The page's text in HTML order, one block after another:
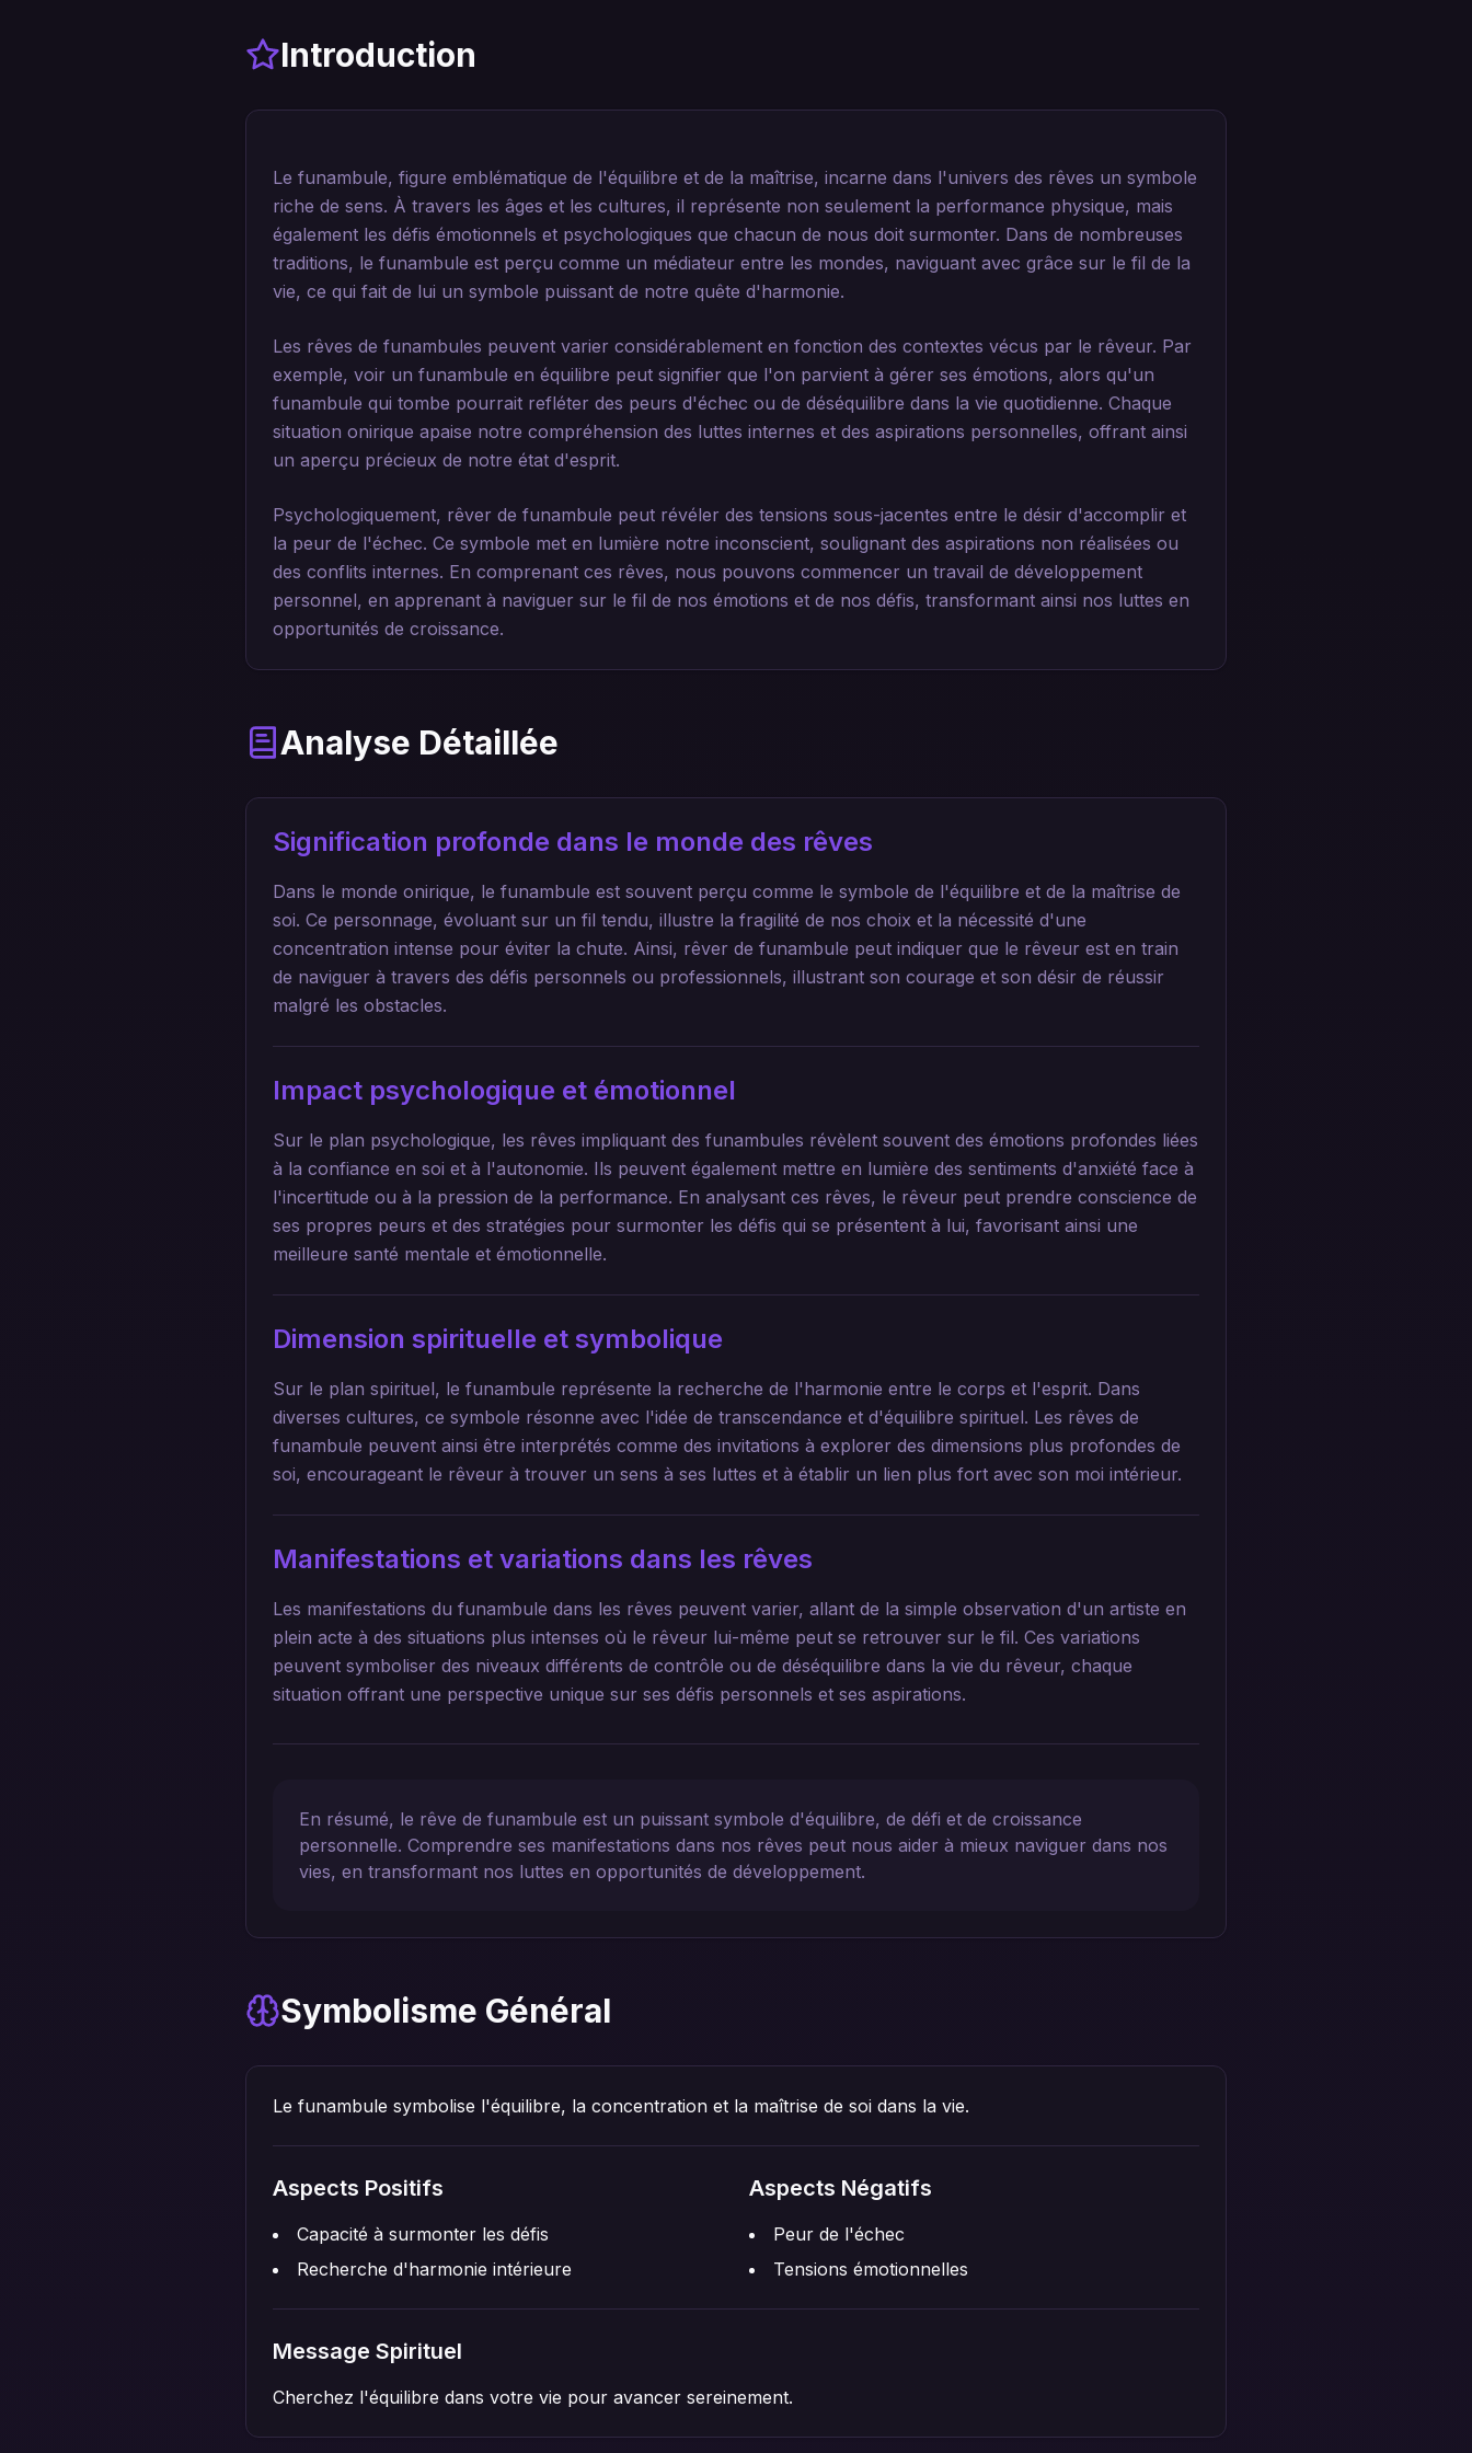
Introduction
Le funambule, figure emblématique de l'équilibre et de la maîtrise, incarne dans l'univers des rêves un symbole
riche de sens. À travers les âges et les cultures, il représente non seulement la performance physique, mais
également les défis émotionnels et psychologiques que chacun de nous doit surmonter. Dans de nombreuses
traditions, le funambule est perçu comme un médiateur entre les mondes, naviguant avec grâce sur le fil de la
vie, ce qui fait de lui un symbole puissant de notre quête d'harmonie.
Les rêves de funambules peuvent varier considérablement en fonction des contextes vécus par le rêveur. Par
exemple, voir un funambule en équilibre peut signifier que l'on parvient à gérer ses émotions, alors qu'un
funambule qui tombe pourrait refléter des peurs d'échec ou de déséquilibre dans la vie quotidienne. Chaque
situation onirique apaise notre compréhension des luttes internes et des aspirations personnelles, offrant ainsi
un aperçu précieux de notre état d'esprit.
Psychologiquement, rêver de funambule peut révéler des tensions sous-jacentes entre le désir d'accomplir et
la peur de l'échec. Ce symbole met en lumière notre inconscient, soulignant des aspirations non réalisées ou
des conflits internes. En comprenant ces rêves, nous pouvons commencer un travail de développement
personnel, en apprenant à naviguer sur le fil de nos émotions et de nos défis, transformant ainsi nos luttes en
opportunités de croissance.
Analyse Détaillée
Signification profonde dans le monde des rêves
Dans le monde onirique, le funambule est souvent perçu comme le symbole de l'équilibre et de la maîtrise de
soi. Ce personnage, évoluant sur un fil tendu, illustre la fragilité de nos choix et la nécessité d'une
concentration intense pour éviter la chute. Ainsi, rêver de funambule peut indiquer que le rêveur est en train
de naviguer à travers des défis personnels ou professionnels, illustrant son courage et son désir de réussir
malgré les obstacles.
Impact psychologique et émotionnel
Sur le plan psychologique, les rêves impliquant des funambules révèlent souvent des émotions profondes liées
à la confiance en soi et à l'autonomie. Ils peuvent également mettre en lumière des sentiments d'anxiété face à
l'incertitude ou à la pression de la performance. En analysant ces rêves, le rêveur peut prendre conscience de
ses propres peurs et des stratégies pour surmonter les défis qui se présentent à lui, favorisant ainsi une
meilleure santé mentale et émotionnelle.
Dimension spirituelle et symbolique
Sur le plan spirituel, le funambule représente la recherche de l'harmonie entre le corps et l'esprit. Dans
diverses cultures, ce symbole résonne avec l'idée de transcendance et d'équilibre spirituel. Les rêves de
funambule peuvent ainsi être interprétés comme des invitations à explorer des dimensions plus profondes de
soi, encourageant le rêveur à trouver un sens à ses luttes et à établir un lien plus fort avec son moi intérieur.
Manifestations et variations dans les rêves
Les manifestations du funambule dans les rêves peuvent varier, allant de la simple observation d'un artiste en
plein acte à des situations plus intenses où le rêveur lui-même peut se retrouver sur le fil. Ces variations
peuvent symboliser des niveaux différents de contrôle ou de déséquilibre dans la vie du rêveur, chaque
situation offrant une perspective unique sur ses défis personnels et ses aspirations.
En résumé, le rêve de funambule est un puissant symbole d'équilibre, de défi et de croissance
personnelle. Comprendre ses manifestations dans nos rêves peut nous aider à mieux naviguer dans nos
vies, en transformant nos luttes en opportunités de développement.
Symbolisme Général
Le funambule symbolise l'équilibre, la concentration et la maîtrise de soi dans la vie.
Aspects Positifs
Capacité à surmonter les défis
Recherche d'harmonie intérieure
Aspects Négatifs
Peur de l'échec
Tensions émotionnelles
Message Spirituel
Cherchez l'équilibre dans votre vie pour avancer sereinement.